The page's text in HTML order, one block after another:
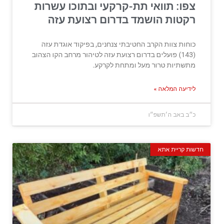
צפו: תוואי תת-קרקעי ובתוכו עשרות
רקטות הושמד בדרום רצועת עזה
כוחות צוות הקרב החטיבתי צנחנים, בפיקוד אוגדת עזה
(143) פועלים בדרום רצועת עזה לטיהור מרחב הקו הצהוב
מתשתיות טרור מעל ומתחת לקרקע.
לידיעה המלאה »
כ״ב באב ה׳תשפ״ו
חדשות קריית אתא